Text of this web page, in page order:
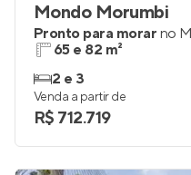
Mondo Morumbi
Pronto para morar no
65 e 82 m²
2 e 3
Venda a partir de
R$ 712.719